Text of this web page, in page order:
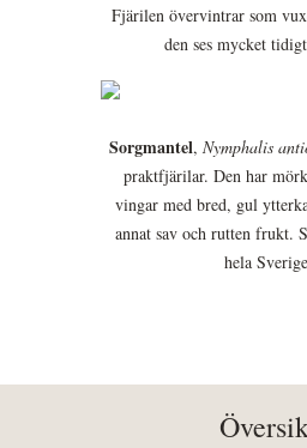
Fjärilen övervintrar som
den ses mycket
Sorgmantel, Nymphalis
praktfjärilar. Den har
vingar med bred, gul
annat sav och rutten frukt.
hela